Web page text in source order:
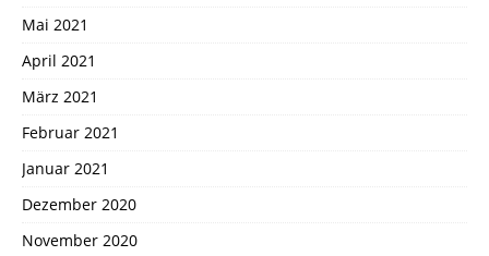
Mai 2021
April 2021
März 2021
Februar 2021
Januar 2021
Dezember 2020
November 2020